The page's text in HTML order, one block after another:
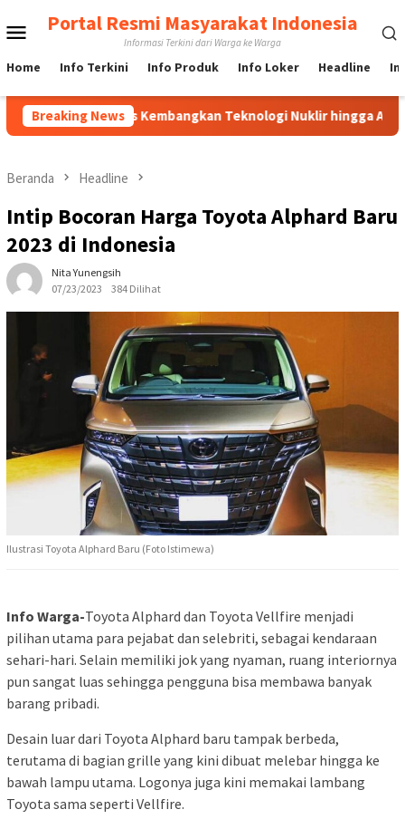
ke
Menu
Mobile
Portal Resmi Masyarakat Indonesia
Informasi Terkini dari Warga ke Warga
Home Info Terkini Info Produk Info Loker Headline
Breaking News
Fokus Kembangkan Teknologi Nuklir hingga AI
Beranda Headline
Intip Bocoran Harga Toyota Alphard Baru
2023 di Indonesia
Nita Yunengsih
07/23/2023
384 Dilihat
Ilustrasi Toyota Alphard Baru (Foto Istimewa)
Info Warga-Toyota Alphard dan Toyota Vellfire menjadi
pilihan utama para pejabat dan selebriti, sebagai kendaraan
sehari-hari. Selain memiliki jok yang nyaman, ruang interiornya
pun sangat luas sehingga pengguna bisa membawa banyak
barang pribadi.
Desain luar dari Toyota Alphard baru tampak berbeda,
terutama di bagian grille yang kini dibuat melebar hingga ke
bawah lampu utama. Logonya juga kini memakai lambang
Toyota sama seperti Vellfire.